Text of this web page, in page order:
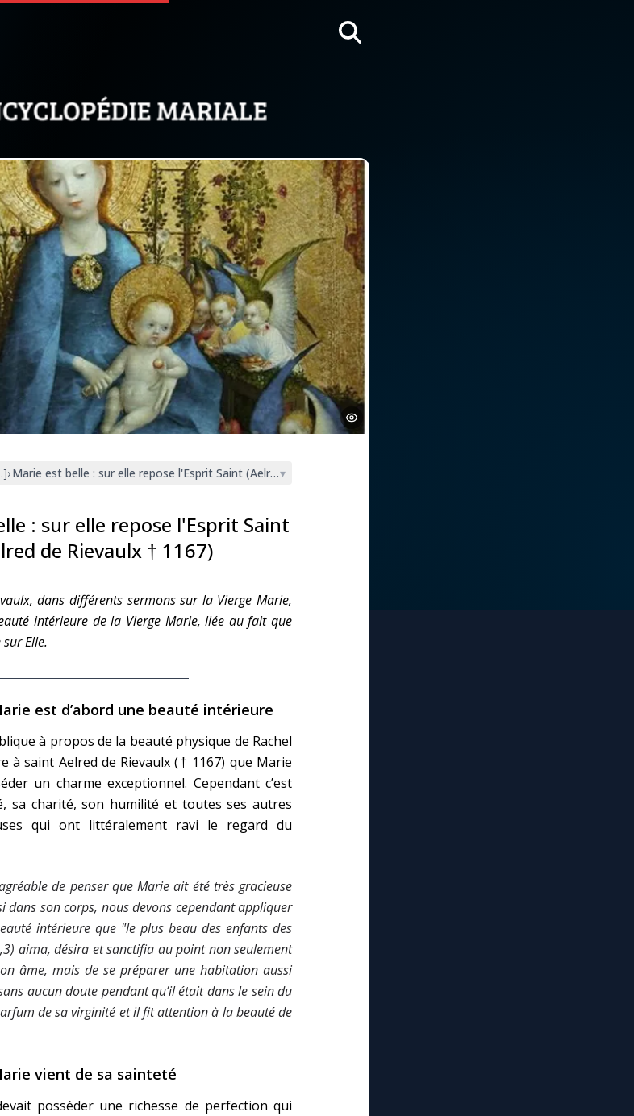
propos Facebook Infos légales
une
Raisons de Croire
pour le monde
un don
de Nazareth
›Marie est belle : sur elle repose l'Esprit Saint (Aelred de Rievaulx † 1167)
▾
: sur elle repose l'Esprit Saint
de Rievaulx † 1167)
dans différents sermons sur la Vierge Marie,
intérieure de la Vierge Marie, liée au fait que
Elle.
est d’abord une beauté intérieure
à propos de la beauté physique de Rachel
à saint Aelred de Rievaulx († 1167) que Marie
un charme exceptionnel. Cependant c’est
sa charité, son humilité et toutes ses autres
qui ont littéralement ravi le regard du
de penser que Marie ait été très gracieuse
dans son corps, nous devons cependant appliquer
intérieure que "le plus beau des enfants des
aima, désira et sanctifia au point non seulement
âme, mais de se préparer une habitation aussi
aucun doute pendant qu’il était dans le sein du
de sa virginité et il fit attention à la beauté de
vient de sa sainteté
posséder une richesse de perfection qui